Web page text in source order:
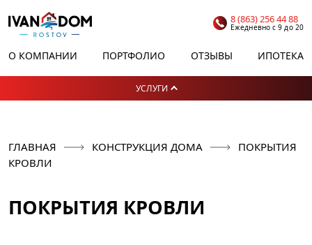
О КОМПАНИИ ПОРТФОЛИО ОТЗЫВЫ ИПОТЕКА
8 (863) 256 44 88
Ежедневно с 9 до 20
УСЛУГИ
ГЛАВНАЯ КОНСТРУКЦИЯ ДОМА
ПОКРЫТИЯ
КРОВЛИ
ПОКРЫТИЯ КРОВЛИ